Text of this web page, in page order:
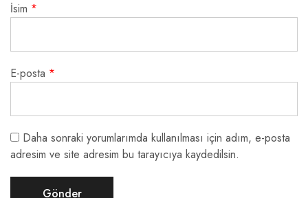
İsim *
E-posta *
Daha sonraki yorumlarımda kullanılması için adım, e-posta
adresim ve site adresim bu tarayıcıya kaydedilsin.